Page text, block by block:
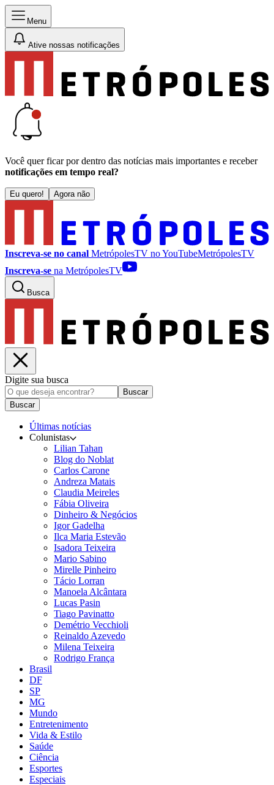
Menu
Ative nossas notificações
Você quer ficar por dentro das notícias mais importantes e receber
notificações em tempo real?
Eu quero! Agora não
Inscreva-se no canal MetrópolesTV noYouTubeMetrópolesTV
Inscreva-se na MetrópolesTV
Busca
Digite sua busca
Buscar
Buscar
Últimas notícias
Colunistas
Lilian Tahan
Blog do Noblat
Carlos Carone
Andreza Matais
Claudia Meireles
Fábia Oliveira
Dinheiro & Negócios
Igor Gadelha
Ilca Maria Estevão
Isadora Teixeira
Mario Sabino
Mirelle Pinheiro
Tácio Lorran
Manoela Alcântara
Lucas Pasin
Tiago Pavinatto
Demétrio Vecchioli
Reinaldo Azevedo
Milena Teixeira
Rodrigo França
Brasil
DF
SP
MG
Mundo
Entretenimento
Vida & Estilo
Saúde
Ciência
Esportes
Especiais